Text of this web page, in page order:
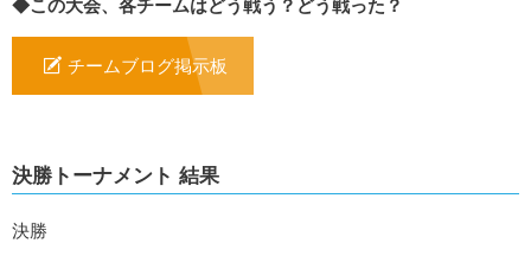
◆この大会、各チームはどう戦う？どう戦った？
チームブログ掲示板
決勝トーナメント 結果
決勝